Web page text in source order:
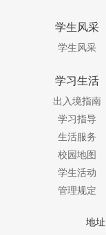
学生风采
学生风采
学习生活
出入境指南
学习指导
生活服务
校园地图
学生活动
管理规定
地